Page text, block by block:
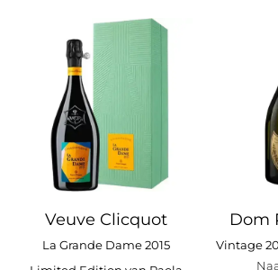
Veuve Clicquot
La Grande Dame 2015
Dom
Vintage